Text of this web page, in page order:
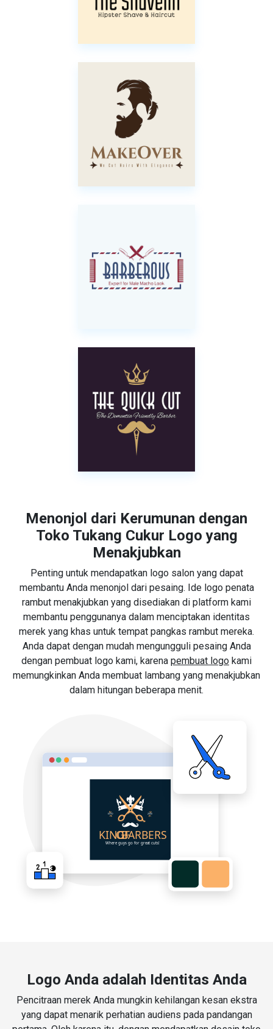
Menonjol dari Kerumunan dengan
Toko Tukang Cukur Logo yang
Menakjubkan
Penting untuk mendapatkan logo salon yang dapat
membantu Anda menonjol dari pesaing. Ide logo penata
rambut menakjubkan yang disediakan di platform kami
membantu penggunanya dalam menciptakan identitas
merek yang khas untuk tempat pangkas rambut mereka.
Anda dapat dengan mudah mengungguli pesaing Anda
dengan pembuat logo kami, karena pembuat logo kami
memungkinkan Anda membuat lambang yang menakjubkan
dalam hitungan beberapa menit.
Logo Anda adalah Identitas Anda
Pencitraan merek Anda mungkin kehilangan kesan ekstra
yang dapat menarik perhatian audiens pada pandangan